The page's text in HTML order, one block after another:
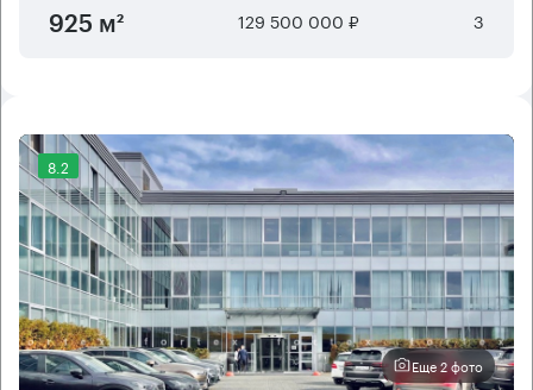
925 м² 129 500 000 ₽ 3
8.2
Еще 2 фото